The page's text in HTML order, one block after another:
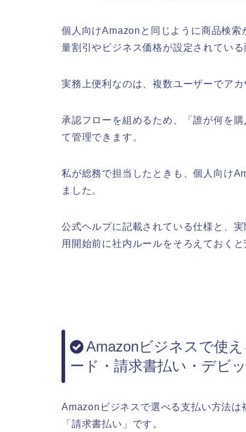
個人向けAmazonと同じように商品検
量割引やビジネス価格が設定されている
実務上便利なのは、複数ユーザーでアカ
承認フローを組めるため、「誰が何を
て管理できます。
私が総務で担当したときも、個人向け
ました。
公式ヘルプに記載されている仕様と、
用開始前に社内ルールをそろえておくと
Amazonビジネスで使
ード・請求書払い・デビ
Amazonビジネスで選べる支払い方法は
「請求書払い」です。